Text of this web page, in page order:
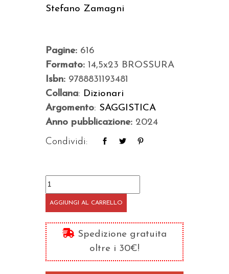
Stefano Zamagni
Pagine: 616
Formato: 14,5x23 BROSSURA
Isbn: 9788831193481
Collana: Dizionari
Argomento: SAGGISTICA
Anno pubblicazione: 2024
Condividi:
Dizionario
di
economia
civile
quantità
AGGIUNGI AL CARRELLO
Spedizione gratuita
oltre i 30€!